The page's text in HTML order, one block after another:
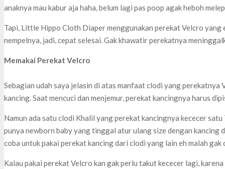
anaknya mau kabur aja haha, belum lagi pas poop agak heboh
Tapi, Little Hippo Cloth Diaper menggunakan perekat Velcro
nempelnya, jadi, cepat selesai. Gak khawatir perekatnya
Memakai Perekat Velcro
Sebagian udah saya jelasin di atas manfaat clodi yang
kancing. Saat mencuci dan menjemur, perekat kancingnya harus
Namun ada satu clodi Khalil yang perekat kancingnya kececer
punya newborn baby yang tinggal atur ulang size dengan kancing
coba untuk pakai perekat kancing dari clodi yang lain eh malah gak
Kalau pakai perekat Velcro kan gak perlu takut kececer lagi,